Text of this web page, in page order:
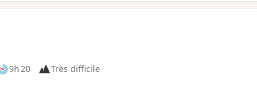
9h 20
Très difficile